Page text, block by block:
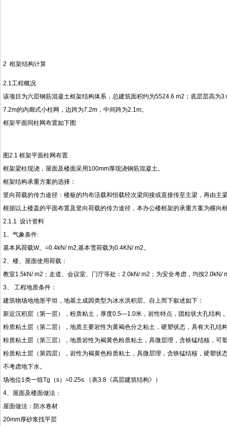
2 框架结构计算
2.1工程概况
该项目为六层钢筋混凝土框架结构体系，总建筑面积约为5524.6 m2；底层层高
7.2m的内廊式小柱网，边跨为7.2m，中间跨为2.1m。
框架平面同柱网布置如下图
图2.1 框架平面柱网布置
框架梁柱现浇，屋面及楼面采用100mm厚现浇钢筋混凝土。
框架结构承重方案的选择：
竖向荷载的传力途径：楼板的均布活载和恒载经次梁间接或直接传至主梁，再由主
根据以上楼盖的平面布置及竖向荷载的传力途径，本办公楼框架的承重方案为横
2.1.1 设计资料
1、气象条件:
基本风荷载W。=0.4kN/ m2;基本雪荷载为0.4KN/ m2。
2、楼、屋面使用荷载：
教室1.5kN/ m2；走道、会议室、门厅等处：2.0kN/ m2；为安全考虑，均按2.0kN/
3、 工程地质条件：
建筑物场地地形平坦，地基土成因类型为冰水洪积层。自上而下叙述如下：
新近沉积层（第一层），粉质粘土，厚度0.5—1.0米，岩性特点，团粒状大孔结构
粉质粘土层（第二层），地质主要岩性为黄褐色分之粘土，硬塑状态，具有大孔结
粉质粘土层（第三层），地质岩性为褐黄色粉质粘土，具微层理，含铁锰结核，可
粉质粘土层（第四层），岩性为褐黄色粉质粘土，具微层理，含铁锰结核，硬塑状
不考虑地下水。
场地位1类一组Tg（s）=0.25s （表3.8《高层建筑结构》）
4、屋面及楼面做法：
屋面做法：防水卷材
20mm厚砂浆找平层